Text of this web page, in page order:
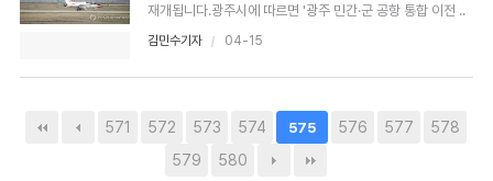
재개됩니다.광주시에 따르면 '광주 민간·군 공항 통합 이전 ..
김민수기자 04-15
571 572 573 574 575 576 577
578
579
580